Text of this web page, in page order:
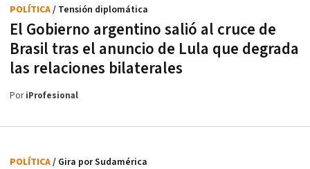
El Gobierno argentino salió al cruce de
Brasil tras el anuncio de Lula que degrada
las relaciones bilaterales
POLÍTICA/ Tensión diplomática
PoriProfesional
POLÍTICA/ Gira por Sudamérica